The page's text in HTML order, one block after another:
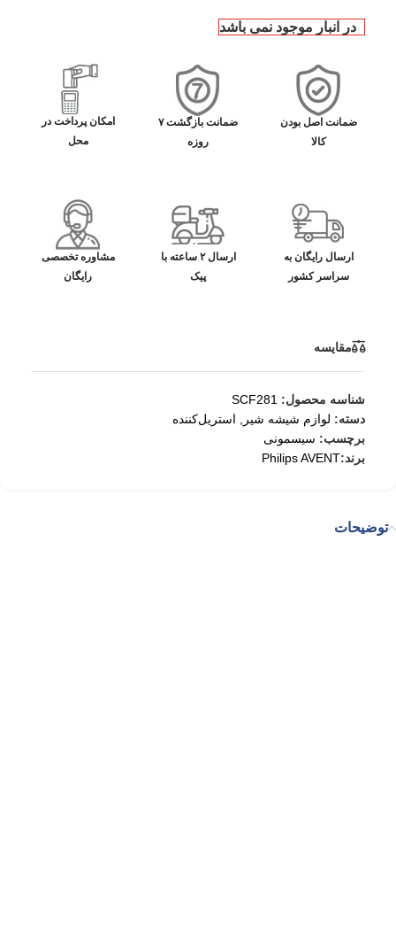
در انبار موجود نمی باشد
ضمانت اصل بودن
کالا
ضمانت بازگشت ۷
روزه
امکان پرداخت در
محل
ارسال رایگان به
سراسر کشور
ارسال ۲ ساعته با
پیک
مشاوره تخصصی
رایگان
مقایسه
شناسه محصول: SCF281
دسته: لوازم شیشه شیر , استریل‌کننده
برچسب: سیسمونی
برند:Philips AVENT
توضیحات